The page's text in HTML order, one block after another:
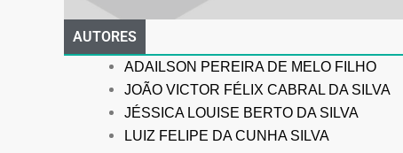
AUTORES
ADAILSON PEREIRA DE MELO FILHO
JOÃO VICTOR FÉLIX CABRAL DA SILVA
JÉSSICA LOUISE BERTO DA SILVA
LUIZ FELIPE DA CUNHA SILVA